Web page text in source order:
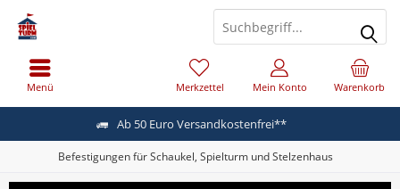
Ab 50 Euro Versandkostenfrei**
Menü Warenkorb
Merkzettel Mein Konto
Befestigungen für Schaukel, Spielturm und Stelzenhaus